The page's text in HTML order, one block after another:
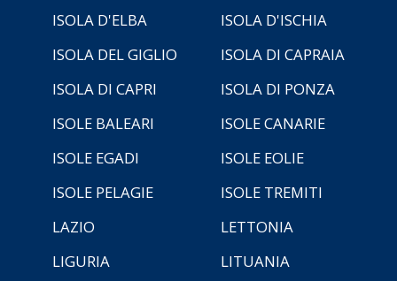
ISOLA D'ELBA
ISOLA D'ISCHIA
ISOLA DEL GIGLIO
ISOLA DI CAPRAIA
ISOLA DI CAPRI
ISOLA DI PONZA
ISOLE BALEARI
ISOLE CANARIE
ISOLE EGADI
ISOLE EOLIE
ISOLE PELAGIE
ISOLE TREMITI
LAZIO
LETTONIA
LIGURIA
LITUANIA